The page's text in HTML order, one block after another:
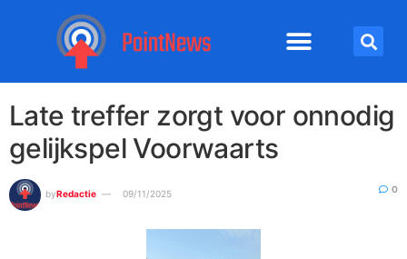
Late treffer zorgt voor onnodig
gelijkspel Voorwaarts
byRedactie 09/11/2025 0